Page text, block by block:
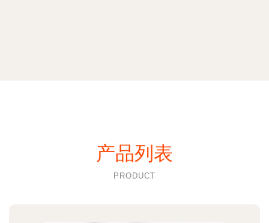
产品列表
PRODUCT